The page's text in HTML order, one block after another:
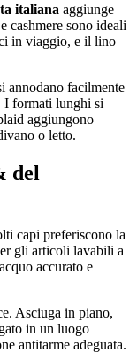
italiana aggiunge
cashmere sono ideali
in viaggio, e il lino
annodano facilmente
I formati lunghi si
aggiungono
o letto.
del
capi preferiscono la
gli articoli lavabili a
accurato e
Asciuga in piano,
in un luogo
antitarme adeguata.